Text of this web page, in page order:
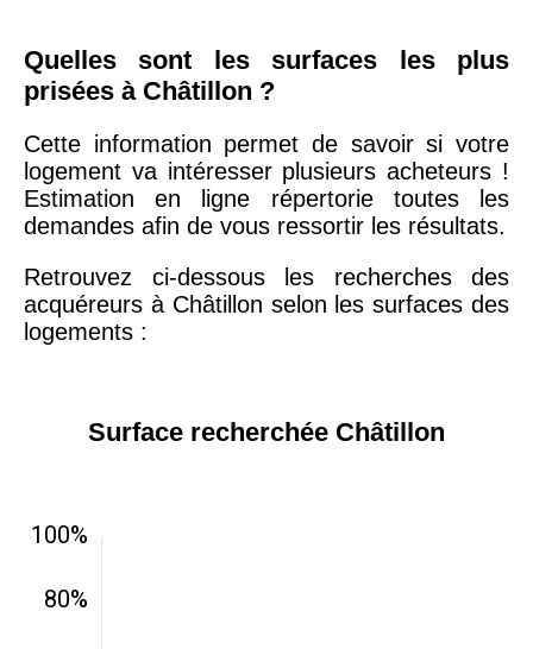
Quelles sont les surfaces les plus
prisées à Châtillon ?
Cette information permet de savoir si votre
logement va intéresser plusieurs acheteurs !
Estimation en ligne répertorie toutes les
demandes afin de vous ressortir les résultats.
Retrouvez ci-dessous les recherches des
acquéreurs à Châtillon selon les surfaces des
logements :
Surface recherchée Châtillon